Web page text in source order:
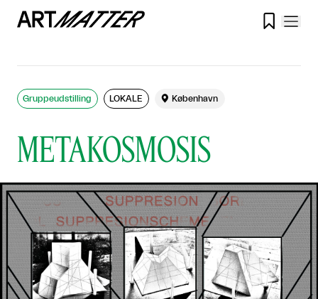

METAKOSMOSIS
Gruppeudstilling LOKALE  København